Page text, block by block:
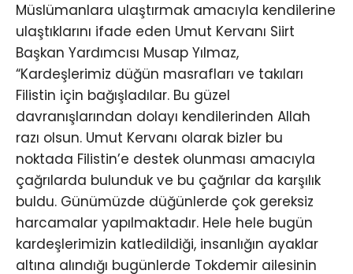
Müslümanlara ulaştırmak amacıyla kendilerine
ulaştıklarını ifade eden Umut Kervanı Siirt
Başkan Yardımcısı Musap Yılmaz,
“Kardeşlerimiz düğün masrafları ve takıları
Filistin için bağışladılar. Bu güzel
davranışlarından dolayı kendilerinden Allah
razı olsun. Umut Kervanı olarak bizler bu
noktada Filistin’e destek olunması amacıyla
çağrılarda bulunduk ve bu çağrılar da karşılık
buldu. Günümüzde düğünlerde çok gereksiz
harcamalar yapılmaktadır. Hele hele bugün
kardeşlerimizin katledildiği, insanlığın ayaklar
altına alındığı bugünlerde Tokdemir ailesinin